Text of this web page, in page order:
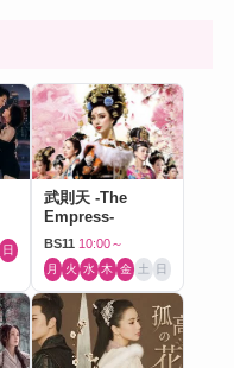
日
武則天 -The
Empress-
BS11 10:00～
月 火 水 木 金 土 日